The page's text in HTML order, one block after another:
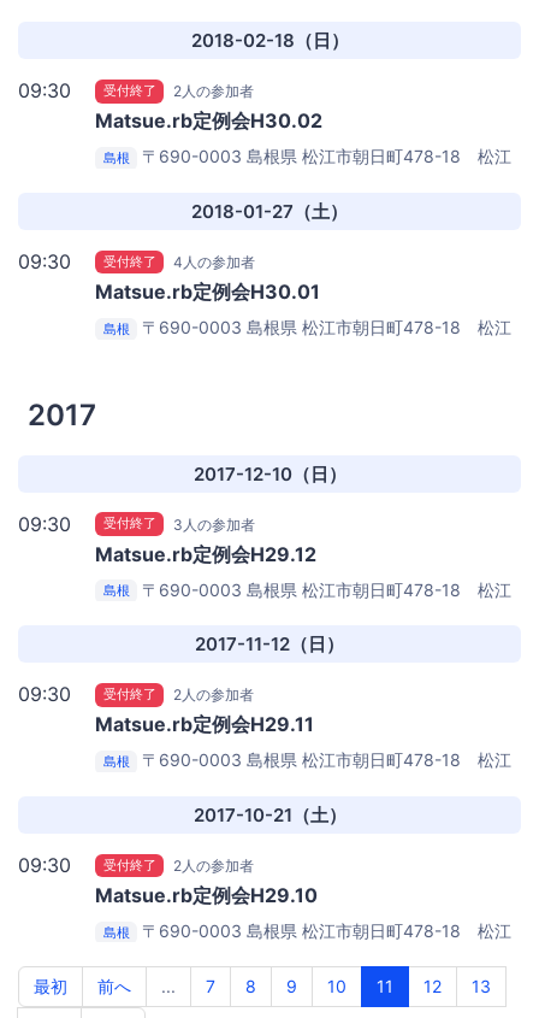
2018-02-18（日）
09:30 受付終了 2人の参加者
Matsue.rb定例会H30.02
島根
〒690-0003 島根県 松江市朝日町478-18 松江
2018-01-27（土）
09:30 受付終了 4人の参加者
Matsue.rb定例会H30.01
島根
〒690-0003 島根県 松江市朝日町478-18 松江
2017
2017-12-10（日）
09:30 受付終了 3人の参加者
Matsue.rb定例会H29.12
島根
〒690-0003 島根県 松江市朝日町478-18 松江
2017-11-12（日）
09:30 受付終了 2人の参加者
Matsue.rb定例会H29.11
島根
〒690-0003 島根県 松江市朝日町478-18 松江
2017-10-21（土）
09:30 受付終了 2人の参加者
Matsue.rb定例会H29.10
島根
〒690-0003 島根県 松江市朝日町478-18 松江
最初
前へ ... 7 8 9 10 11 12
13